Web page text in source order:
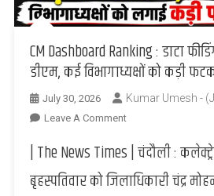
CM Dashboard Ranking : डाटा
डीएम, कई विभागाध्यक्षों को कड़ी
July 30, 2026 Kumar Umesh -
Leave A CommentOn
Dashboard
Ranking
:
| The News Times | चंदौली :
बृहस्पतिवार को जिलाधिकारी चंद्र